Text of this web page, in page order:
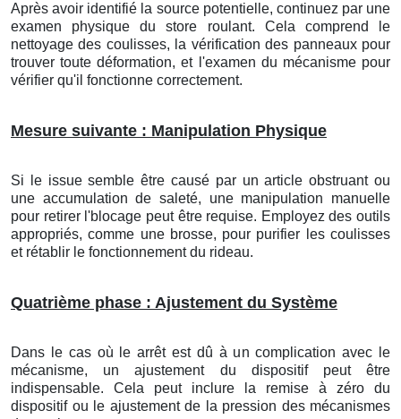
Après avoir identifié la source potentielle, continuez par une
examen physique du store roulant. Cela comprend le
nettoyage des coulisses, la vérification des panneaux pour
trouver toute déformation, et l'examen du mécanisme pour
vérifier qu'il fonctionne correctement.
Mesure suivante : Manipulation Physique
Si le issue semble être causé par un article obstruant ou
une accumulation de saleté, une manipulation manuelle
pour retirer l'blocage peut être requise. Employez des outils
appropriés, comme une brosse, pour purifier les coulisses
et rétablir le fonctionnement du rideau.
Quatrième phase : Ajustement du Système
Dans le cas où le arrêt est dû à un complication avec le
mécanisme, un ajustement du dispositif peut être
indispensable. Cela peut inclure la remise à zéro du
dispositif ou le ajustement de la pression des mécanismes